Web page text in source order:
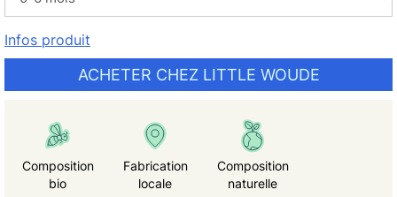
Infos produit
ACHETER CHEZ LITTLE WOUDE
Composition
bio
Fabrication
locale
Composition
naturelle